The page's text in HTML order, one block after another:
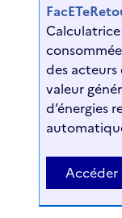
des acteurs
valeur
d’énergies
Accéder